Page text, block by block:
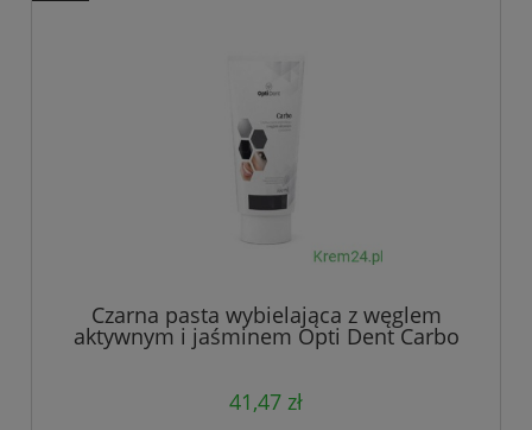
Czarna pasta wybielająca z węglem
aktywnym i jaśminem Opti Dent Carbo
41,47 zł